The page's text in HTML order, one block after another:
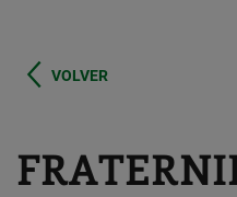
VOLVER